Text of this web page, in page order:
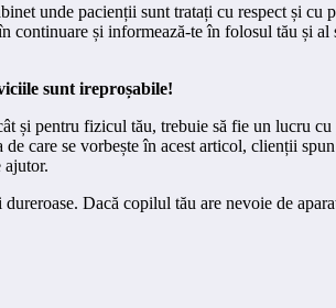
unde pacienții sunt tratați cu respect și
continuare și informează-te în folosul tău și
sunt ireproșabile!
și pentru fizicul tău, trebuie să fie un lucru
care se vorbește în acest articol, clienții
ajutor.
Dacă copilul tău are nevoie de